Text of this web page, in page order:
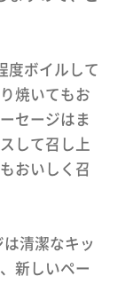
度ボイルして
焼いてもお
セージはま
して召し上
おいしく召
清潔なキッ
新しいペー